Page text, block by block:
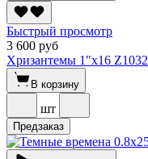
Быстрый просмотр
3 600 руб
Хризантемы 1"х16 Z1032
В корзину
шт
Предзаказ